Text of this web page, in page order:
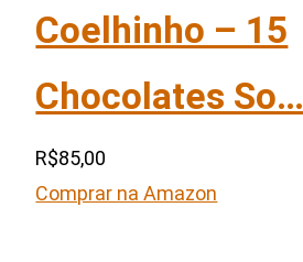
Coelhinho – 15
Chocolates So…
R$85,00
Comprar na Amazon